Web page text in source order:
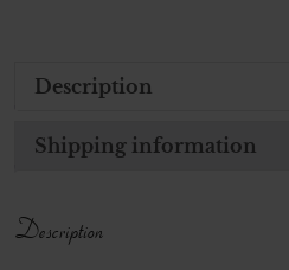
Description
Shipping information
Description